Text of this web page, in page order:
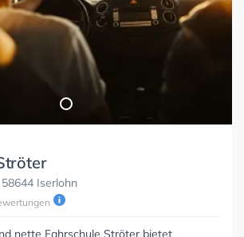
Iserlohn
nette Fahrschule Ströter bietet